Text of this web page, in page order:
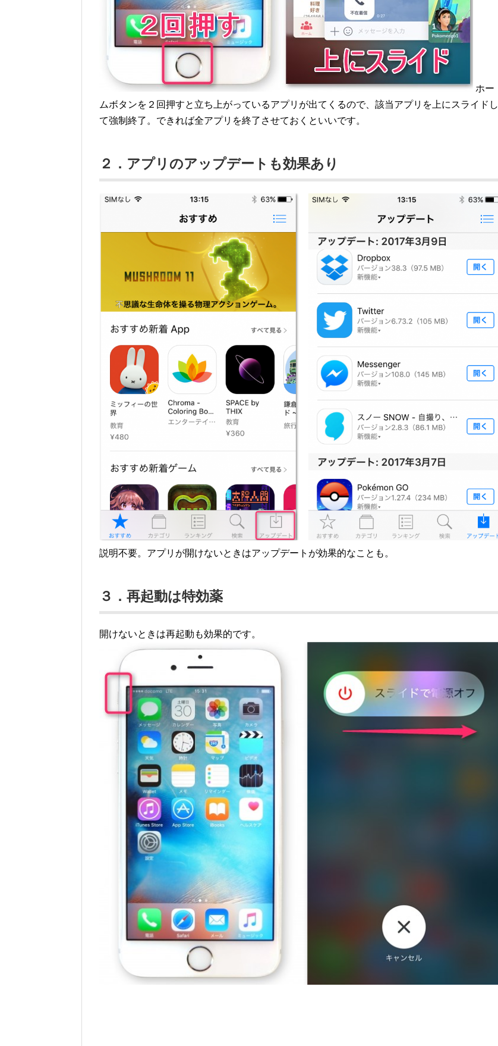
ホー
ムボタンを２回押すと立ち上がっているアプリが出てくるので、該当アプリを上にスライドし
て強制終了。できれば全アプリを終了させておくといいです。
２．アプリのアップデートも効果あり
説明不要。アプリが開けないときはアップデートが効果的なことも。
３．再起動は特効薬
開けないときは再起動も効果的です。